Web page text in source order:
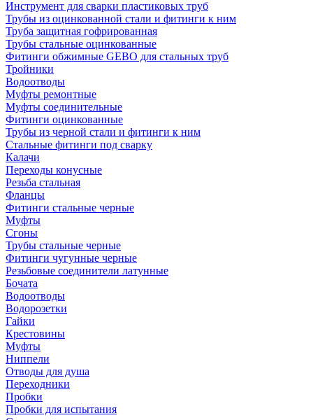
Инструмент для сварки пластиковых труб
Трубы из оцинкованной стали и фитинги к ним
Труба защитная гофрированная
Трубы стальные оцинкованные
Фитинги обжимные GEBO для стальных труб
Тройники
Водоотводы
Муфты ремонтные
Муфты соединительные
Фитинги оцинкованные
Трубы из черной стали и фитинги к ним
Стальные фитинги под сварку
Калачи
Переходы конусные
Резьба стальная
Фланцы
Фитинги стальные черные
Муфты
Сгоны
Трубы стальные черные
Фитинги чугунные черные
Резьбовые соединители латунные
Бочата
Водоотводы
Водорозетки
Гайки
Крестовины
Муфты
Ниппели
Отводы для душа
Переходники
Пробки
Пробки для испытания